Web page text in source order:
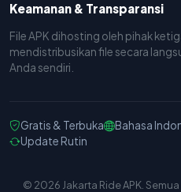
Keamanan & Transparansi
File APK dihosting oleh pihak
mendistribusikan file secara
Anda sendiri.
Gratis & Terbuka Bahasa
Update Rutin
© 2026 Jakarta Ride APK.